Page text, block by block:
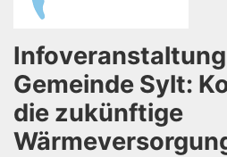
Gemeinde Sylt:
die zukünftige